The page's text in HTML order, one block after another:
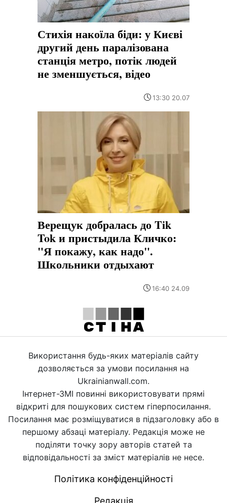
Стихія накоїла біди: у Києві
другий день паралізована
станція метро, потік людей
не зменшується, відео
13:30 20.07
Верещук добралась до Tik
Tok и пристыдила Кличко:
"Я покажу, как надо".
Школьники отдыхают
16:40 24.09
Використання будь-яких матеріалів сайту
дозволяється за умови посилання на
Ukrainianwall.com.
Інтернет-ЗМІ повинні використовувати прямі
відкриті для пошукових систем гіперпосилання.
Посилання має розміщуватися в підзаголовку або в
першому абзаці матеріалу. Редакція може не
поділяти точку зору авторів статей та
відповідальності за зміст матеріалів не несе.
Політика конфіденційності